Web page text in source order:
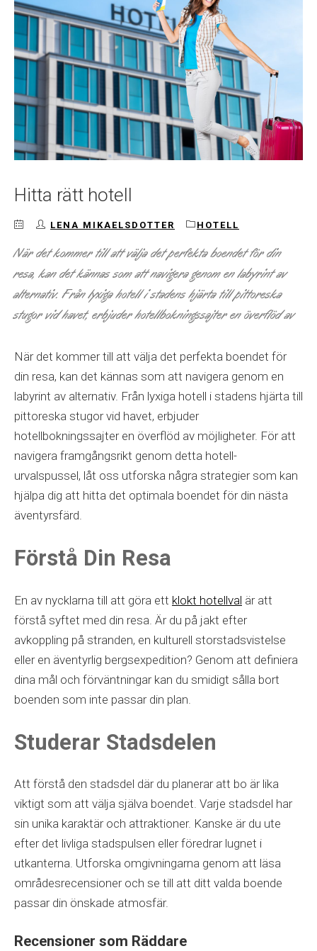
Hitta rätt hotell
LENA MIKAELSDOTTER HOTELL
När det kommer till att välja det perfekta boendet för din
resa, kan det kännas som att navigera genom en labyrint av
alternativ. Från lyxiga hotell i stadens hjärta till pittoreska
stugor vid havet, erbjuder hotellbokningssajter en överflöd av
När det kommer till att välja det perfekta boendet för
din resa, kan det kännas som att navigera genom en
labyrint av alternativ. Från lyxiga hotell i stadens hjärta till
pittoreska stugor vid havet, erbjuder
hotellbokningssajter en överflöd av möjligheter. För att
navigera framgångsrikt genom detta hotell-
urvalspussel, låt oss utforska några strategier som kan
hjälpa dig att hitta det optimala boendet för din nästa
äventyrsfärd.
Förstå Din Resa
En av nycklarna till att göra ett klokt hotellval är att
förstå syftet med din resa. Är du på jakt efter
avkoppling på stranden, en kulturell storstadsvistelse
eller en äventyrlig bergsexpedition? Genom att definiera
dina mål och förväntningar kan du smidigt sålla bort
boenden som inte passar din plan.
Studerar Stadsdelen
Att förstå den stadsdel där du planerar att bo är lika
viktigt som att välja själva boendet. Varje stadsdel har
sin unika karaktär och attraktioner. Kanske är du ute
efter det livliga stadspulsen eller föredrar lugnet i
utkanterna. Utforska omgivningarna genom att läsa
områdesrecensioner och se till att ditt valda boende
passar din önskade atmosfär.
Recensioner som Räddare